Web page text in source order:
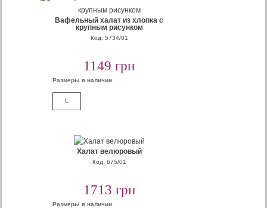
Вафельный халат из хлопка с
крупным рисунком
Код: 5734/01
1149 грн
Размеры в наличии
L
Халат велюровый
Код: 675/01
1713 грн
Размеры в наличии